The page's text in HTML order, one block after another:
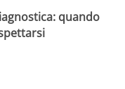
quando